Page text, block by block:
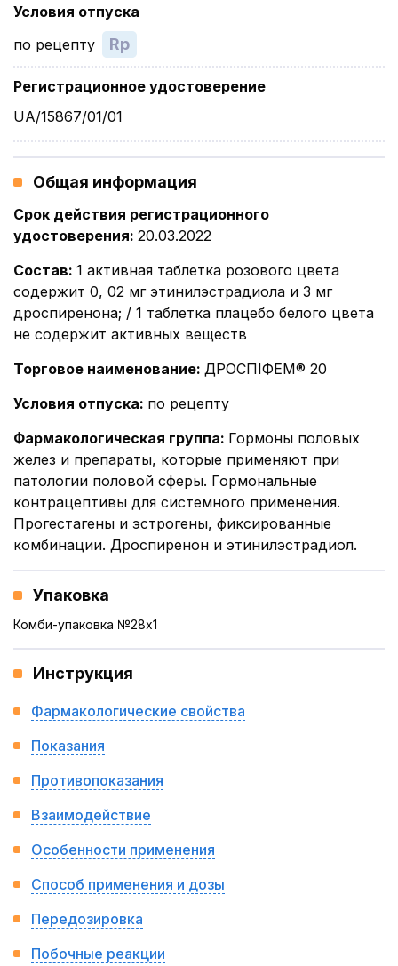
Условия отпуска
по рецепту
Rp
Регистрационное удостоверение
UA/15867/01/01
Общая информация
Срок действия регистрационного
удостоверения: 20.03.2022
Состав: 1 активная таблетка розового цвета
содержит 0, 02 мг этинилэстрадиола и 3 мг
дроспиренона; / 1 таблетка плацебо белого цвета
не содержит активных веществ
Торговое наименование: ДРОСПІФЕМ® 20
Условия отпуска: по рецепту
Фармакологическая группа: Гормоны половых
желез и препараты, которые применяют при
патологии половой сферы. Гормональные
контрацептивы для системного применения.
Прогестагены и эстрогены, фиксированные
комбинации. Дроспиренон и этинилэстрадиол.
Упаковка
Комби-упаковка №28x1
Инструкция
Фармакологические свойства
Показания
Противопоказания
Взаимодействие
Особенности применения
Способ применения и дозы
Передозировка
Побочные реакции